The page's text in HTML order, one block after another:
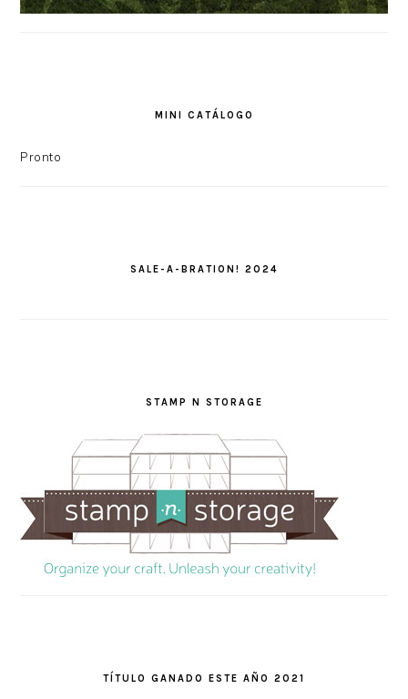
MINI CATÁLOGO
Pronto
SALE-A-BRATION! 2024
STAMP N STORAGE
TÍTULO GANADO ESTE AÑO 2021